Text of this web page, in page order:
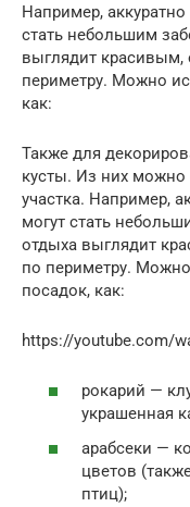
Например,
стать небольшим
выглядит
периметру. Можно
как:
Также для
кусты. Из них можно
участка. Например,
могут стать
отдыха выглядит
по периметру.
посадок, как:
https://youtube.com/
рокарий —
украшенная
арабсеки —
цветов
птиц);